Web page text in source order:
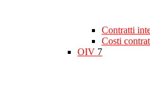
Contratti
Costi
OIV 7